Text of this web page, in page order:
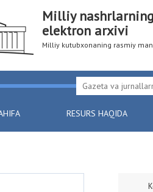
Milliy nashrlarning
elektron arxivi
Milliy kutubxonaning rasmiy
RESURS HAQIDA